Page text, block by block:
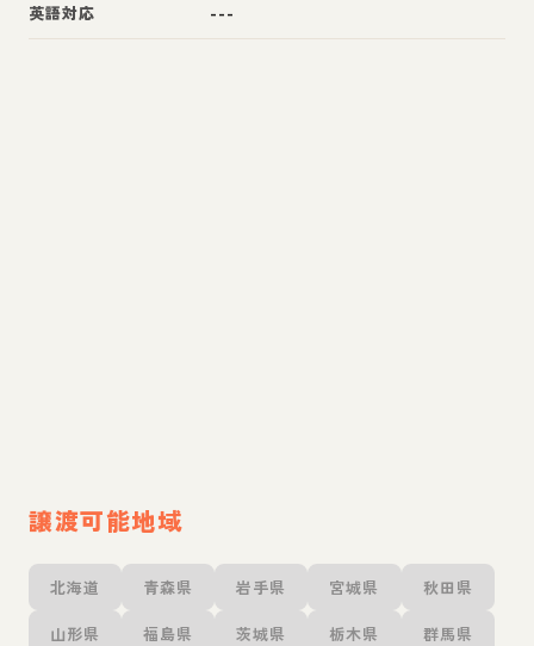
英語対応 ---
譲渡可能地域
北海道 青森県 岩手県 宮城県 秋田県
山形県 福島県 茨城県 栃木県 群馬県